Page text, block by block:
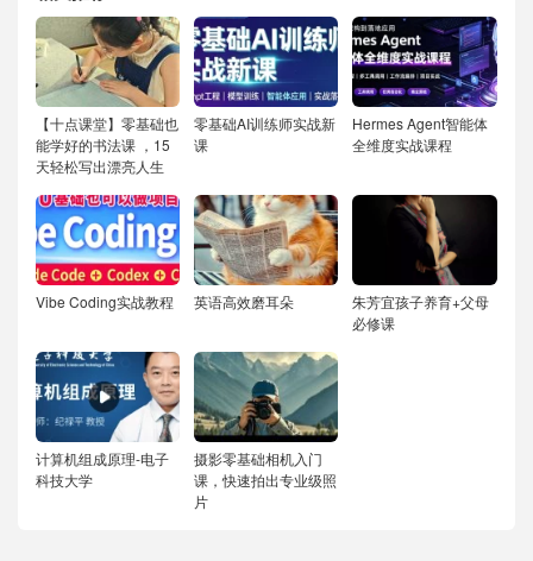
【十点课堂】零基础也
能学好的书法课 ，15
天轻松写出漂亮人生
零基础AI训练师实战新
课
Hermes Agent智能体
全维度实战课程
Vibe Coding实战教程 英语高效磨耳朵
朱芳宜孩子养育+父母
必修课
计算机组成原理-电子
科技大学
摄影零基础相机入门
课，快速拍出专业级照
片